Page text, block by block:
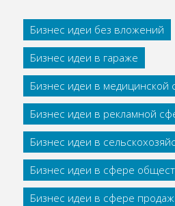
Бизнес идеи без вложений
Бизнес идеи в гараже
Бизнес идеи в медицинской
Бизнес идеи в рекламной
Бизнес идеи в
Бизнес идеи в сфере
Бизнес идеи в сфере продаж